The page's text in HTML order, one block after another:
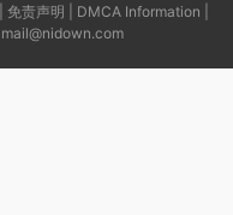
免责声明 DMCA Information
mail@nidown.com